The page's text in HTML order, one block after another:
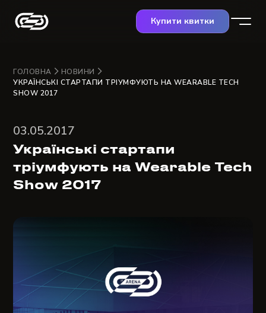
Купити квитки
ГОЛОВНА
НОВИНИ
УКРАЇНСЬКІ СТАРТАПИ ТРІУМФУЮТЬ НА WEARABLE TECH
SHOW 2017
03.05.2017
Українські стартапи
тріумфують на Wearable Tech
Show 2017